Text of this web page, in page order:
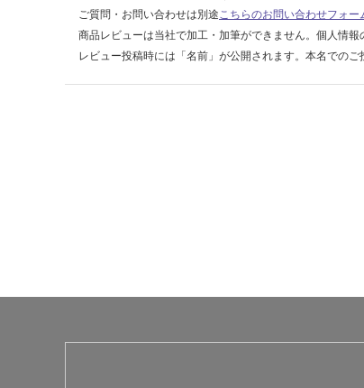
0/
ご質問・お問い合わせは別途こちらのお問い合わせフォー
商品レビューは当社で加工・加筆ができません。個人情
レビュー投稿時には「名前」が公開されます。本名での